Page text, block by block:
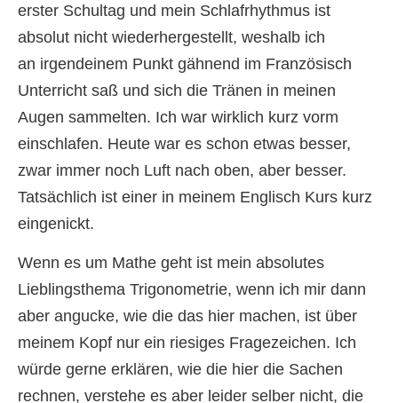
erster Schultag und mein Schlafrhythmus ist
absolut nicht wiederhergestellt, weshalb ich
an irgendeinem Punkt gähnend im Französisch
Unterricht saß und sich die Tränen in meinen
Augen sammelten. Ich war wirklich kurz vorm
einschlafen. Heute war es schon etwas besser,
zwar immer noch Luft nach oben, aber besser.
Tatsächlich ist einer in meinem Englisch Kurs kurz
eingenickt.
Wenn es um Mathe geht ist mein absolutes
Lieblingsthema Trigonometrie, wenn ich mir dann
aber angucke, wie die das hier machen, ist über
meinem Kopf nur ein riesiges Fragezeichen. Ich
würde gerne erklären, wie die hier die Sachen
rechnen, verstehe es aber leider selber nicht, die